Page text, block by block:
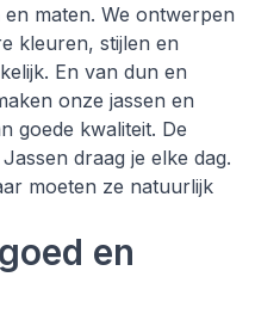
maten. We ontwerpen
kleuren, stijlen en
En van dun en
onze jassen en
goede kwaliteit. De
draag je elke dag.
moeten ze natuurlijk
en